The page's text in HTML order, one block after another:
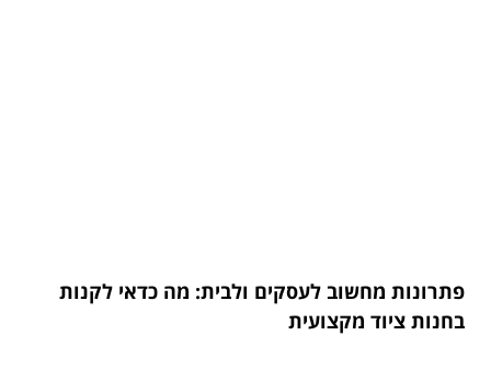
פתרונות מחשוב לעסקים ולבית: מה כדאי לקנות
בחנות ציוד מקצועית